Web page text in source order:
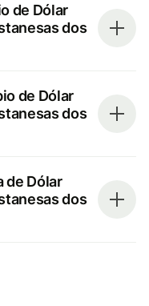
de Dólar
dos
de Dólar
dos
de Dólar
dos